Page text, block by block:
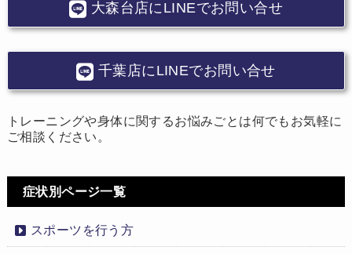
大森台店にLINEでお問い合せ
千葉店にLINEでお問い合せ
トレーニングや身体に関するお悩みごとは何でもお気軽に
ご相談ください。
症状別ページ一覧
スポーツを行う方